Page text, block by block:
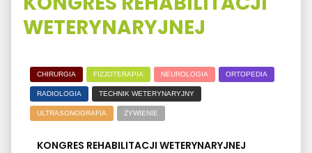
WETERYNARYJNEJ
CHIRURGIA FIZJOTERAPIA NEUROLOGIA ORTOPEDIA
RADIOLOGIA TECHNIK WETERYNARYJNY
ULTRASONOGRAFIA ŻYWIENIE
KONGRES REHABILITACJI WETERYNARYJNEJ